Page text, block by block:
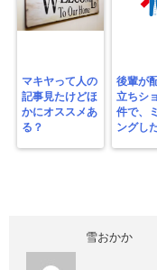
マキヤって人の
記事見たけどほ
かにオススメあ
る？
後輩が
立ちシ
件で、
ングし
雪おかか